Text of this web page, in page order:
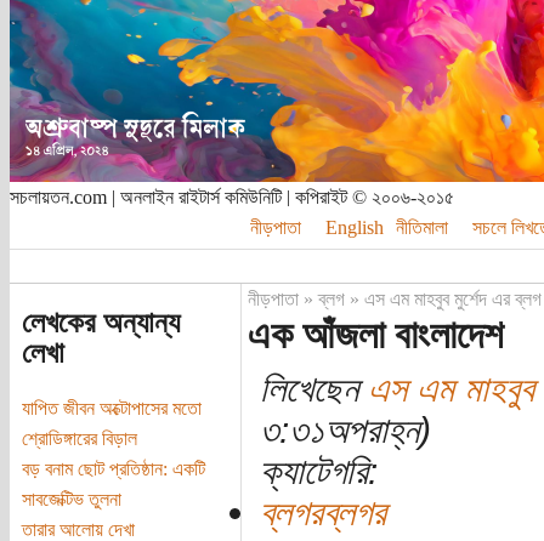
সচলায়তন.com | অনলাইন রাইটার্স কমিউনিটি | কপিরাইট © ২০০৬-২০১৫
নীড়পাতা
English নীতিমালা সচলে
লেখকের অন্যান্য
লেখা
যাপিত জীবন অক্টোপাসের মতো
শ্রোডিঙ্গারের বিড়াল
বড় বনাম ছোট প্রতিষ্ঠান: একটি
সাবজেক্টিভ তুলনা
তারার আলোয় দেখা
নীড়পাতা»ব্লগ» এস এম মাহবুব মুর্শেদ এর ব্লগ
এক আঁজলা বাংলাদেশ
লিখেছেনএস এম মাহবুব
৩:৩১অপরাহ্ন)
ক্যাটেগরি:
ব্লগরব্লগর